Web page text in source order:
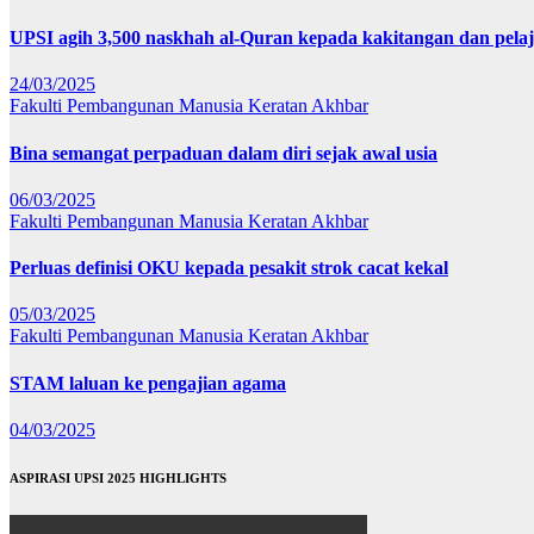
UPSI agih 3,500 naskhah al-Quran kepada kakitangan dan
24/03/2025
Fakulti Pembangunan Manusia Keratan Akhbar
Bina semangat perpaduan dalam diri sejak awal usia
06/03/2025
Fakulti Pembangunan Manusia Keratan Akhbar
Perluas definisi OKU kepada pesakit strok cacat kekal
05/03/2025
Fakulti Pembangunan Manusia Keratan Akhbar
STAM laluan ke pengajian agama
04/03/2025
ASPIRASI UPSI 2025 HIGHLIGHTS